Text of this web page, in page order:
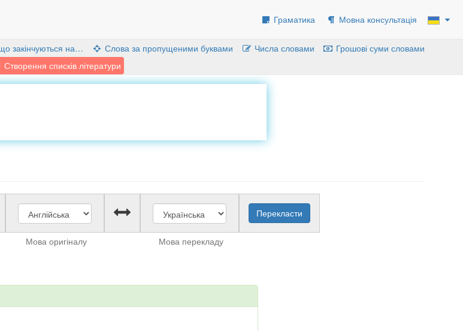
Граматика Мовна консультація
закінчуються на… Слова за пропущеними буквами Числа словами
Грошові суми словами
Створення списків літератури
Мова оригіналу Мова перекладу